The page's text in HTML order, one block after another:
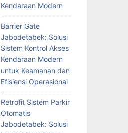
Kendaraan Modern
Barrier Gate
Jabodetabek: Solusi
Sistem Kontrol Akses
Kendaraan Modern
untuk Keamanan dan
Efisiensi Operasional
Retrofit Sistem Parkir
Otomatis
Jabodetabek: Solusi